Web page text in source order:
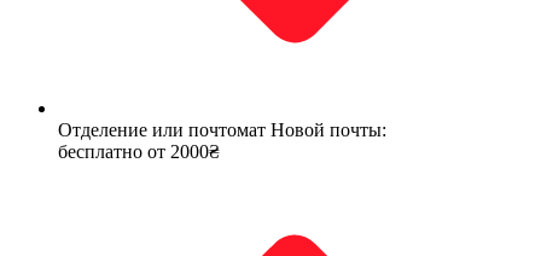
Отделение или почтомат Новой почты:
бесплатно от 2000₴